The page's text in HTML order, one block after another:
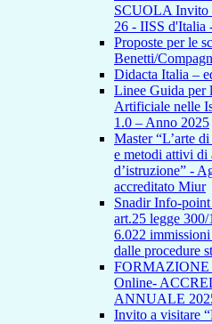
SCUOLA Invito
26 - IISS d'Italia
Proposte per le
Benetti/
Didacta Italia –
Linee Guida per
Artificiale nelle
1.0 – Anno 2025
Master “L’arte
e metodi attivi
d’istruzione” -
accreditato Miur
Snadir Info-
art.25 legge
6.022
dalle procedure
Online-
ANNUALE
Invito a visitare